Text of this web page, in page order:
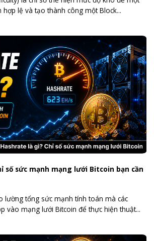
hợp lệ và tạo thành công một Block...
số sức mạnh mạng lưới Bitcoin bạn cần
lường tổng sức mạnh tính toán mà các
vào mạng lưới Bitcoin để thực hiện thuật...